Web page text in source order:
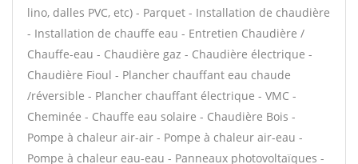
lino, dalles PVC, etc) - Parquet - Installation de chaudière
- Installation de chauffe eau - Entretien Chaudière /
Chauffe-eau - Chaudière gaz - Chaudière électrique -
Chaudière Fioul - Plancher chauffant eau chaude
/réversible - Plancher chauffant électrique - VMC -
Cheminée - Chauffe eau solaire - Chaudière Bois -
Pompe à chaleur air-air - Pompe à chaleur air-eau -
Pompe à chaleur eau-eau - Panneaux photovoltaïques -